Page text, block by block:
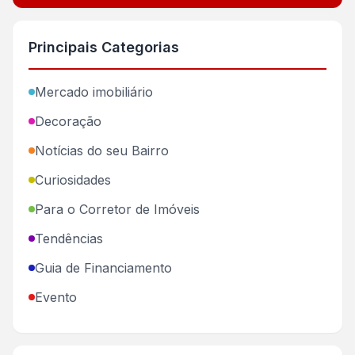
Principais Categorias
Mercado imobiliário
Decoração
Notícias do seu Bairro
Curiosidades
Para o Corretor de Imóveis
Tendências
Guia de Financiamento
Evento